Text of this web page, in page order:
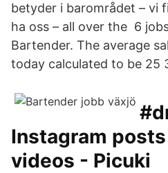
betyder i barområdet – vi
ha oss – all over the 6
Bartender. The average
today calculated to be 25
Instagram
videos - Picuki